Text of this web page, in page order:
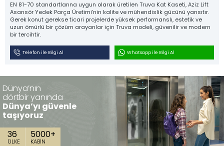
Tüm hakkı saklıdır. Sitemizde kullanılan tüm içerik ve görseller
Aziz Lift'e ait olup izinsiz kullanımı hukuki yaptırıma tabidir.
Denge Zinciri ve Aparatları
Plastik Grubu
Tüm Ürünler
İletişim
EN 81-70 standartlarına uygun olarak üretilen Truva Kat Kaseti, Aziz Lift
Asansör Yedek Parça Üretimi’nin kalite ve mühendislik gücünü yansıtır.
Gerek konut gerekse ticari projelerde yüksek performanslı, estetik ve
uzun ömürlü bir çözüm arayanlar için Truva modeli, güvenilir ve modern
bir tercihtir.
Telefon ile Bilgi Al Whatsapp ile Bilgi Al
Dünya’nın
dörtbir yanında
Dünya’yı güvenle
taşıyoruz
36
ÜLKE
5000+
KABİN